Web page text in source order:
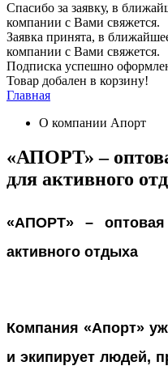
Спасибо за заявку, в
компании с Вами свяжется.
Заявка принята, в
компании с Вами свяжется.
Подписка успешно
Товар добален в корзину!
Главная
О компании Апорт
«АПОРТ» –
для активного
«АПОРТ»–
активного отдыха
Компания «Апорт»
и экипирует людей,